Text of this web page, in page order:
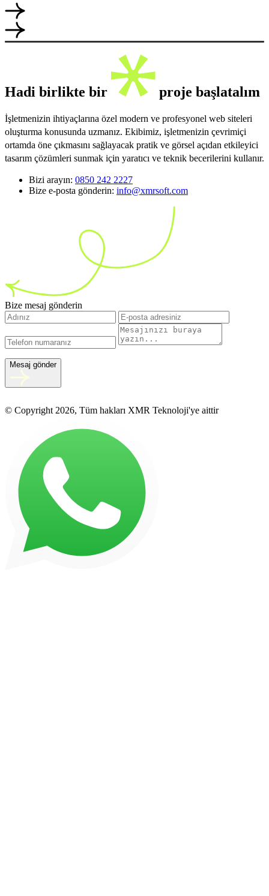
Hadi birlikte bir proje başlatalım
İşletmenizin ihtiyaçlarına özel modern ve profesyonel web siteleri
oluşturma konusunda uzmanız. Ekibimiz, işletmenizin çevrimiçi
ortamda öne çıkmasını sağlayacak pratik ve görsel açıdan etkileyici
tasarım çözümleri sunmak için yaratıcı ve teknik becerilerini kullanır.
Bizi arayın: 0850 242 2227
Bize e-posta gönderin: info@xmrsoft.com
Bize mesaj gönderin
Mesaj gönder
© Copyright 2026, Tüm hakları XMR Teknoloji'ye aittir